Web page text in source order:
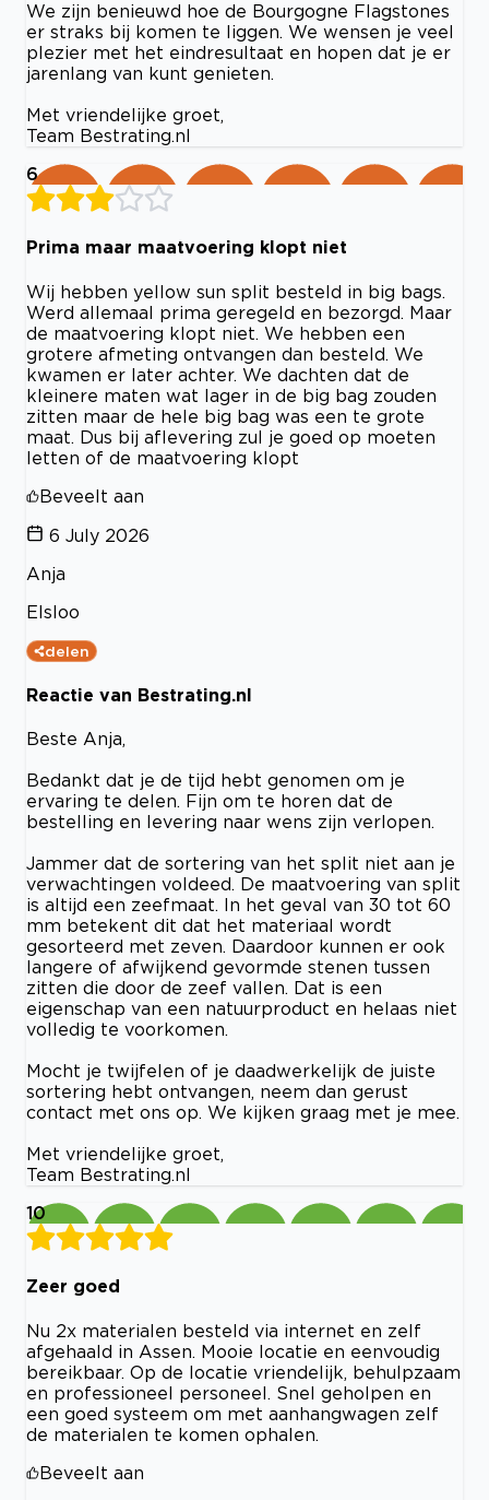
We zijn benieuwd hoe de Bourgogne Flagstones
er straks bij komen te liggen. We wensen je veel
plezier met het eindresultaat en hopen dat je er
jarenlang van kunt genieten.
Met vriendelijke groet,
Team Bestrating.nl
6
Prima maar maatvoering klopt niet
Wij hebben yellow sun split besteld in big bags.
Werd allemaal prima geregeld en bezorgd. Maar
de maatvoering klopt niet. We hebben een
grotere afmeting ontvangen dan besteld. We
kwamen er later achter. We dachten dat de
kleinere maten wat lager in de big bag zouden
zitten maar de hele big bag was een te grote
maat. Dus bij aflevering zul je goed op moeten
letten of de maatvoering klopt
Beveelt aan
6 July 2026
Anja
Elsloo
delen
Reactie van Bestrating.nl
Beste Anja,
Bedankt dat je de tijd hebt genomen om je
ervaring te delen. Fijn om te horen dat de
bestelling en levering naar wens zijn verlopen.
Jammer dat de sortering van het split niet aan je
verwachtingen voldeed. De maatvoering van split
is altijd een zeefmaat. In het geval van 30 tot 60
mm betekent dit dat het materiaal wordt
gesorteerd met zeven. Daardoor kunnen er ook
langere of afwijkend gevormde stenen tussen
zitten die door de zeef vallen. Dat is een
eigenschap van een natuurproduct en helaas niet
volledig te voorkomen.
Mocht je twijfelen of je daadwerkelijk de juiste
sortering hebt ontvangen, neem dan gerust
contact met ons op. We kijken graag met je mee.
Met vriendelijke groet,
Team Bestrating.nl
10
Zeer goed
Nu 2x materialen besteld via internet en zelf
afgehaald in Assen. Mooie locatie en eenvoudig
bereikbaar. Op de locatie vriendelijk, behulpzaam
en professioneel personeel. Snel geholpen en
een goed systeem om met aanhangwagen zelf
de materialen te komen ophalen.
Beveelt aan